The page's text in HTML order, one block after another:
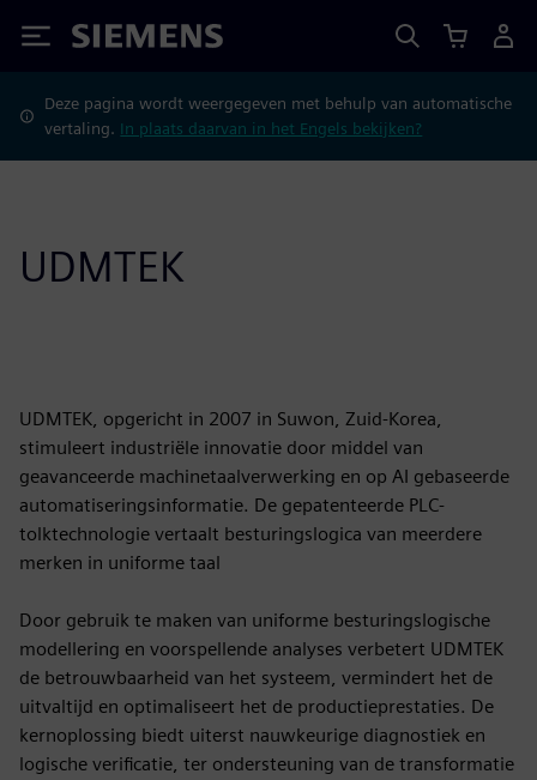
Siemens
Deze pagina wordt weergegeven met behulp van automatische
vertaling. In plaats daarvan in het Engels bekijken?
UDMTEK
UDMTEK, opgericht in 2007 in Suwon, Zuid-Korea,
stimuleert industriële innovatie door middel van
geavanceerde machinetaalverwerking en op AI gebaseerde
automatiseringsinformatie. De gepatenteerde PLC-
tolktechnologie vertaalt besturingslogica van meerdere
merken in uniforme taal
Door gebruik te maken van uniforme besturingslogische
modellering en voorspellende analyses verbetert UDMTEK
de betrouwbaarheid van het systeem, vermindert het de
uitvaltijd en optimaliseert het de productieprestaties. De
kernoplossing biedt uiterst nauwkeurige diagnostiek en
logische verificatie, ter ondersteuning van de transformatie